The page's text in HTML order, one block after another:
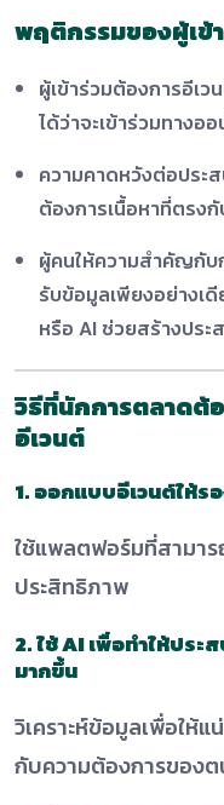
พฤติกรรมของผู้เข้
ผู้เข้าร่วมต้องการอีเ
ได้ว่าจะเข้าร่วมทางอ
ความคาดหวังต่อประ
ต้องการเนื้อหาที่ตรง
ผู้คนให้ความสำคัญกับ
รับข้อมูลเพียงอย่างเดี
หรือ AI ช่วยสร้างปร
วิธีที่นักการตลาดต้
อีเวนต์
1. ออกแบบอีเวนต์ให้
ใช้แพลตฟอร์มที่สามา
ประสิทธิภาพ
2. ใช้ AI เพื่อทำให้ปร
มากขึ้น
วิเคราะห์ข้อมูลเพื่อให้แ
กับความต้องการของ